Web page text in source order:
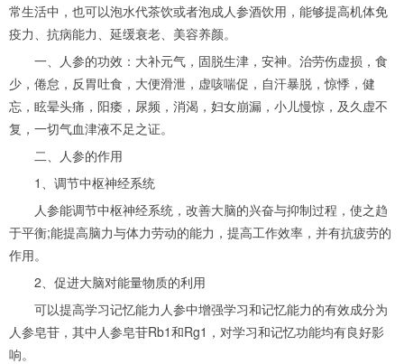
常生活中，也可以泡水代茶饮或者泡成人参酒饮用，能够提高机体免
疫力、抗病能力、延缓衰老、美容养颜。
一、人参的功效：大补元气，固脱生津，安神。治劳伤虚损，食
少，倦怠，反胃吐食，大便滑泄，虚咳喘促，自汗暴脱，惊悸，健
忘，眩晕头痛，阳痿，尿频，消渴，妇女崩漏，小儿慢惊，及久虚不
复，一切气血津液不足之证。
二、人参的作用
1、调节中枢神经系统
人参能调节中枢神经系统，改善大脑的兴奋与抑制过程，使之趋
于平衡;能提高脑力与体力劳动的能力，提高工作效率，并有抗疲劳的
作用。
2、促进大脑对能量物质的利用
可以提高学习记忆能力人参中增强学习和记忆能力的有效成分为
人参皂苷，其中人参皂苷Rb1和Rg1，对学习和记忆功能均有良好影
响。